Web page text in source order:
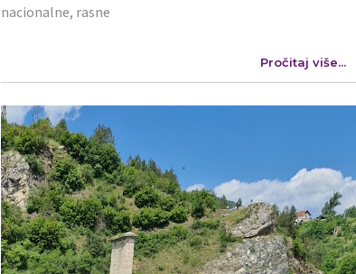
nacionalne, rasne
Pročitaj više...